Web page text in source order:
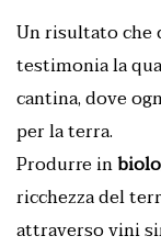
Un risultato che
testimonia la
cantina, dove
per la terra.
Produrre in
ricchezza del
attraverso vini